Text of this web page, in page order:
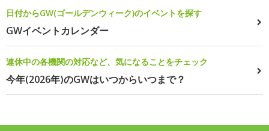
日付からGW(ゴールデンウィーク)のイベントを探す
GWイベントカレンダー
連休中の各機関の対応など、気になることをチェック
今年(2026年)のGWはいつからいつまで？